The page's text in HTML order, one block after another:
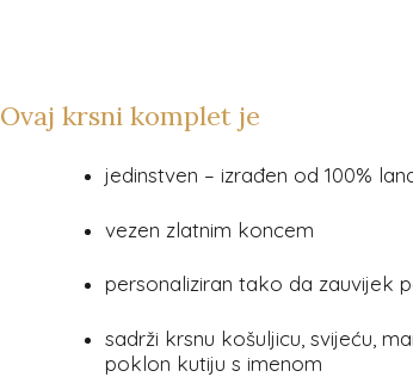
Ovaj krsni komplet je
jedinstven – izrađen od 100%
vezen zlatnim koncem
personaliziran tako da zauvijek
sadrži krsnu košuljicu, svijeću,
poklon kutiju s imenom